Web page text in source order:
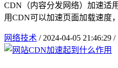
CDN（内容分发网络）加速适
用CDN可以加速页面加载速
网络技术 /2024-04-05 21:46:29 /